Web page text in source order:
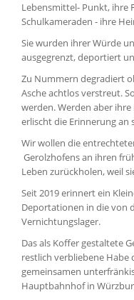
Lebensmittel- Punkt, ihre
Schulkameraden - ihre
Sie wurden ihrer Würde
ausgegrenzt, deportiert
Zu Nummern degradiert
Asche achtlos verstreut.
werden. Werden aber
erlischt die Erinnerung an
Wir wollen die
Gerolzhofens an ihren
Leben zurückholen, weil
Seit 2019 erinnert ein
Deportationen in die von
Vernichtungslager.
Das als Koffer gestaltete
restlich verbliebene Habe
gemeinsamen
Hauptbahnhof in